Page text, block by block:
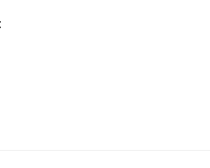
verde intenso se combinan a